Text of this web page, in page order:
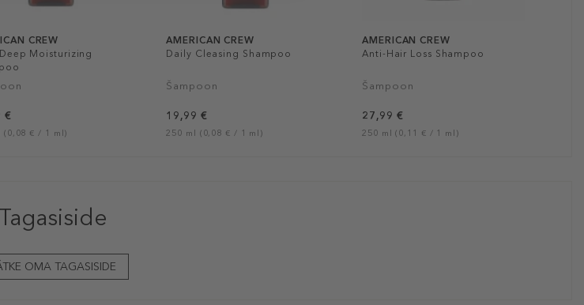
CREW
Moisturizing
€
(0,08 € / 1 ml)
AMERICAN CREW
Daily Cleasing Shampoo
Šampoon
19,99 €
250 ml (0,08 € / 1 ml)
AMERICAN CREW
Anti-Hair Loss Shampoo
Šampoon
27,99 €
250 ml (0,11 € / 1 ml)
Tagasiside
OMA TAGASISIDE